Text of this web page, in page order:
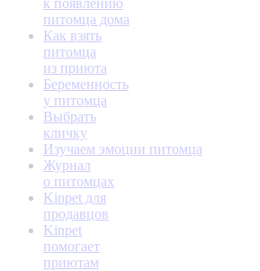
к появлению
питомца дома
Как взять
питомца
из приюта
Беременность
у питомца
Выбрать
кличку
Изучаем эмоции питомца
Журнал
о питомцах
Kinpet для
продавцов
Kinpet
помогает
приютам